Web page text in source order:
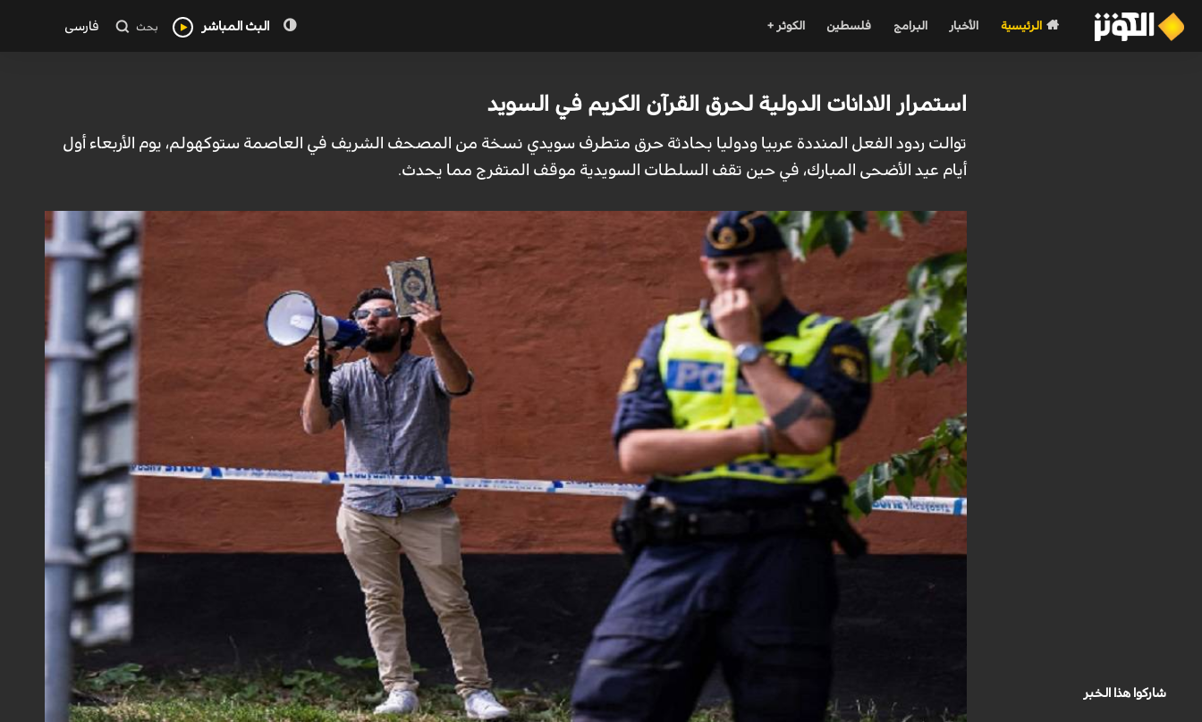
الرئيسية الأخبار البرامج فلسطين الكوثر + البث المباشر بحث فارسی
شاركوا هذا الخبر
استمرار الادانات الدولية لحرق القرآن الكريم في السويد
توالت ردود الفعل المنددة عربيا ودوليا بحادثة حرق متطرف سويدي نسخة من المصحف الشريف في العاصمة ستوكهولم، يوم الأربعاء أول
أيام عيد الأضحى المبارك، في حين تقف السلطات السويدية موقف المتفرج مما يحدث.